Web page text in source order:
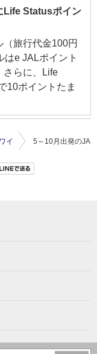
Life Statusポイン
旅行代金100円
e JALポイント
さらに、Life
10ポイントたま
イ 5～10月出発のJAL